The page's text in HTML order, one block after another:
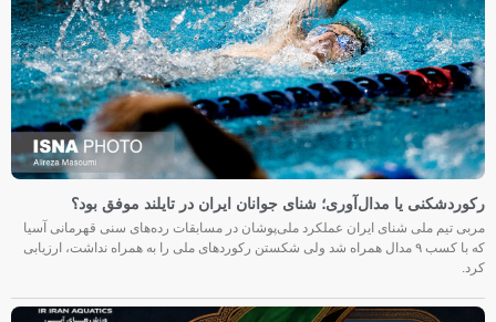
رکوردشکنی یا مدال‌آوری؛ شنای جوانان ایران در تایلند موفق بود؟
مربی تیم ملی شنای ایران عملکرد ملی‌پوشان در مسابقات رده‌های سنی قهرمانی آسیا
که با کسب ۹ مدال همراه شد ولی شکستن رکوردهای ملی را به همراه نداشت، ارزیابی
کرد.